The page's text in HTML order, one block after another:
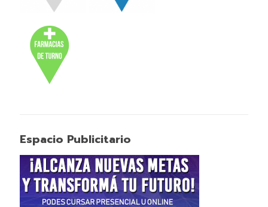
Espacio Publicitario